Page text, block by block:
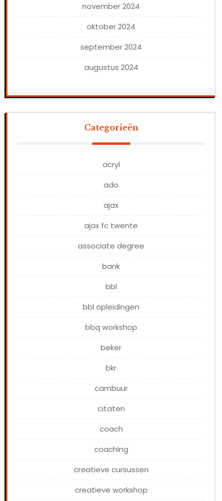
november 2024
oktober 2024
september 2024
augustus 2024
Categorieën
acryl
ado
ajax
ajax fc twente
associate degree
bank
bbl
bbl opleidingen
bbq workshop
beker
bkr
cambuur
citaten
coach
coaching
creatieve cursussen
creatieve workshop